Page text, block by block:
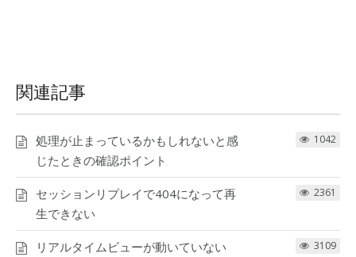
関連記事
処理が止まっているかもしれないと感
じたときの確認ポイント
1042
セッションリプレイで404になって再
生できない
2361
リアルタイムビューが動いていない 3109